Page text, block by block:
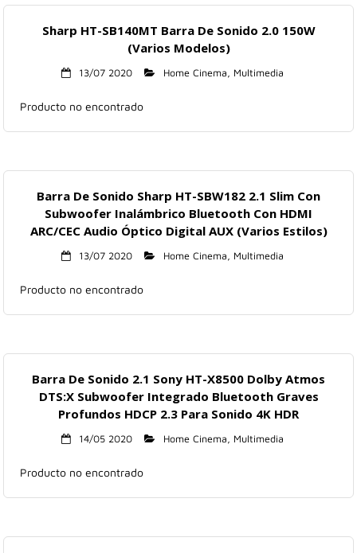
Sharp HT-SB140MT Barra De Sonido 2.0 150W
(Varios Modelos)
13/07 2020 Home Cinema, Multimedia
Producto no encontrado
Barra De Sonido Sharp HT-SBW182 2.1 Slim Con
Subwoofer Inalámbrico Bluetooth Con HDMI
ARC/CEC Audio Óptico Digital AUX (Varios Estilos)
13/07 2020 Home Cinema, Multimedia
Producto no encontrado
Barra De Sonido 2.1 Sony HT-X8500 Dolby Atmos
DTS:X Subwoofer Integrado Bluetooth Graves
Profundos HDCP 2.3 Para Sonido 4K HDR
14/05 2020 Home Cinema, Multimedia
Producto no encontrado